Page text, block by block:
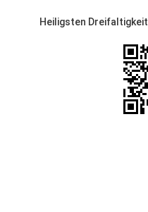
Heiligsten Dreifaltigkeit